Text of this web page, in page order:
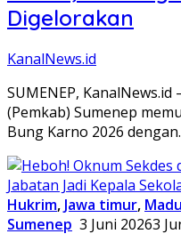
Digelorakan
KanalNews.id
SUMENEP,
(Pemkab) Sumenep
Bung Karno 2026
Hukrim, Jawa timur,
Sumenep 3 Juni 20263